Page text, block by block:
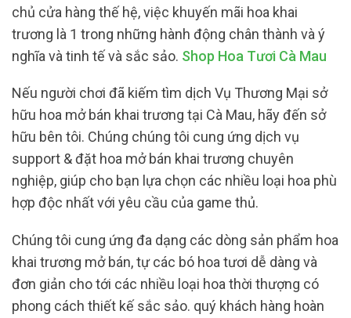
chủ cửa hàng thế hệ, việc khuyến mãi hoa khai
trương là 1 trong những hành động chân thành và ý
nghĩa và tinh tế và sắc sảo. Shop Hoa Tươi Cà Mau
Nếu người chơi đã kiếm tìm dịch Vụ Thương Mại sở
hữu hoa mở bán khai trương tại Cà Mau, hãy đến sở
hữu bên tôi. Chúng chúng tôi cung ứng dịch vụ
support & đặt hoa mở bán khai trương chuyên
nghiệp, giúp cho bạn lựa chọn các nhiều loại hoa phù
hợp độc nhất với yêu cầu của game thủ.
Chúng tôi cung ứng đa dạng các dòng sản phẩm hoa
khai trương mở bán, tự các bó hoa tươi dễ dàng và
đơn giản cho tới các nhiều loại hoa thời thượng có
phong cách thiết kế sắc sảo. quý khách hàng hoàn